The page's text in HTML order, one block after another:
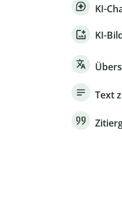
KI-
KI-
Text